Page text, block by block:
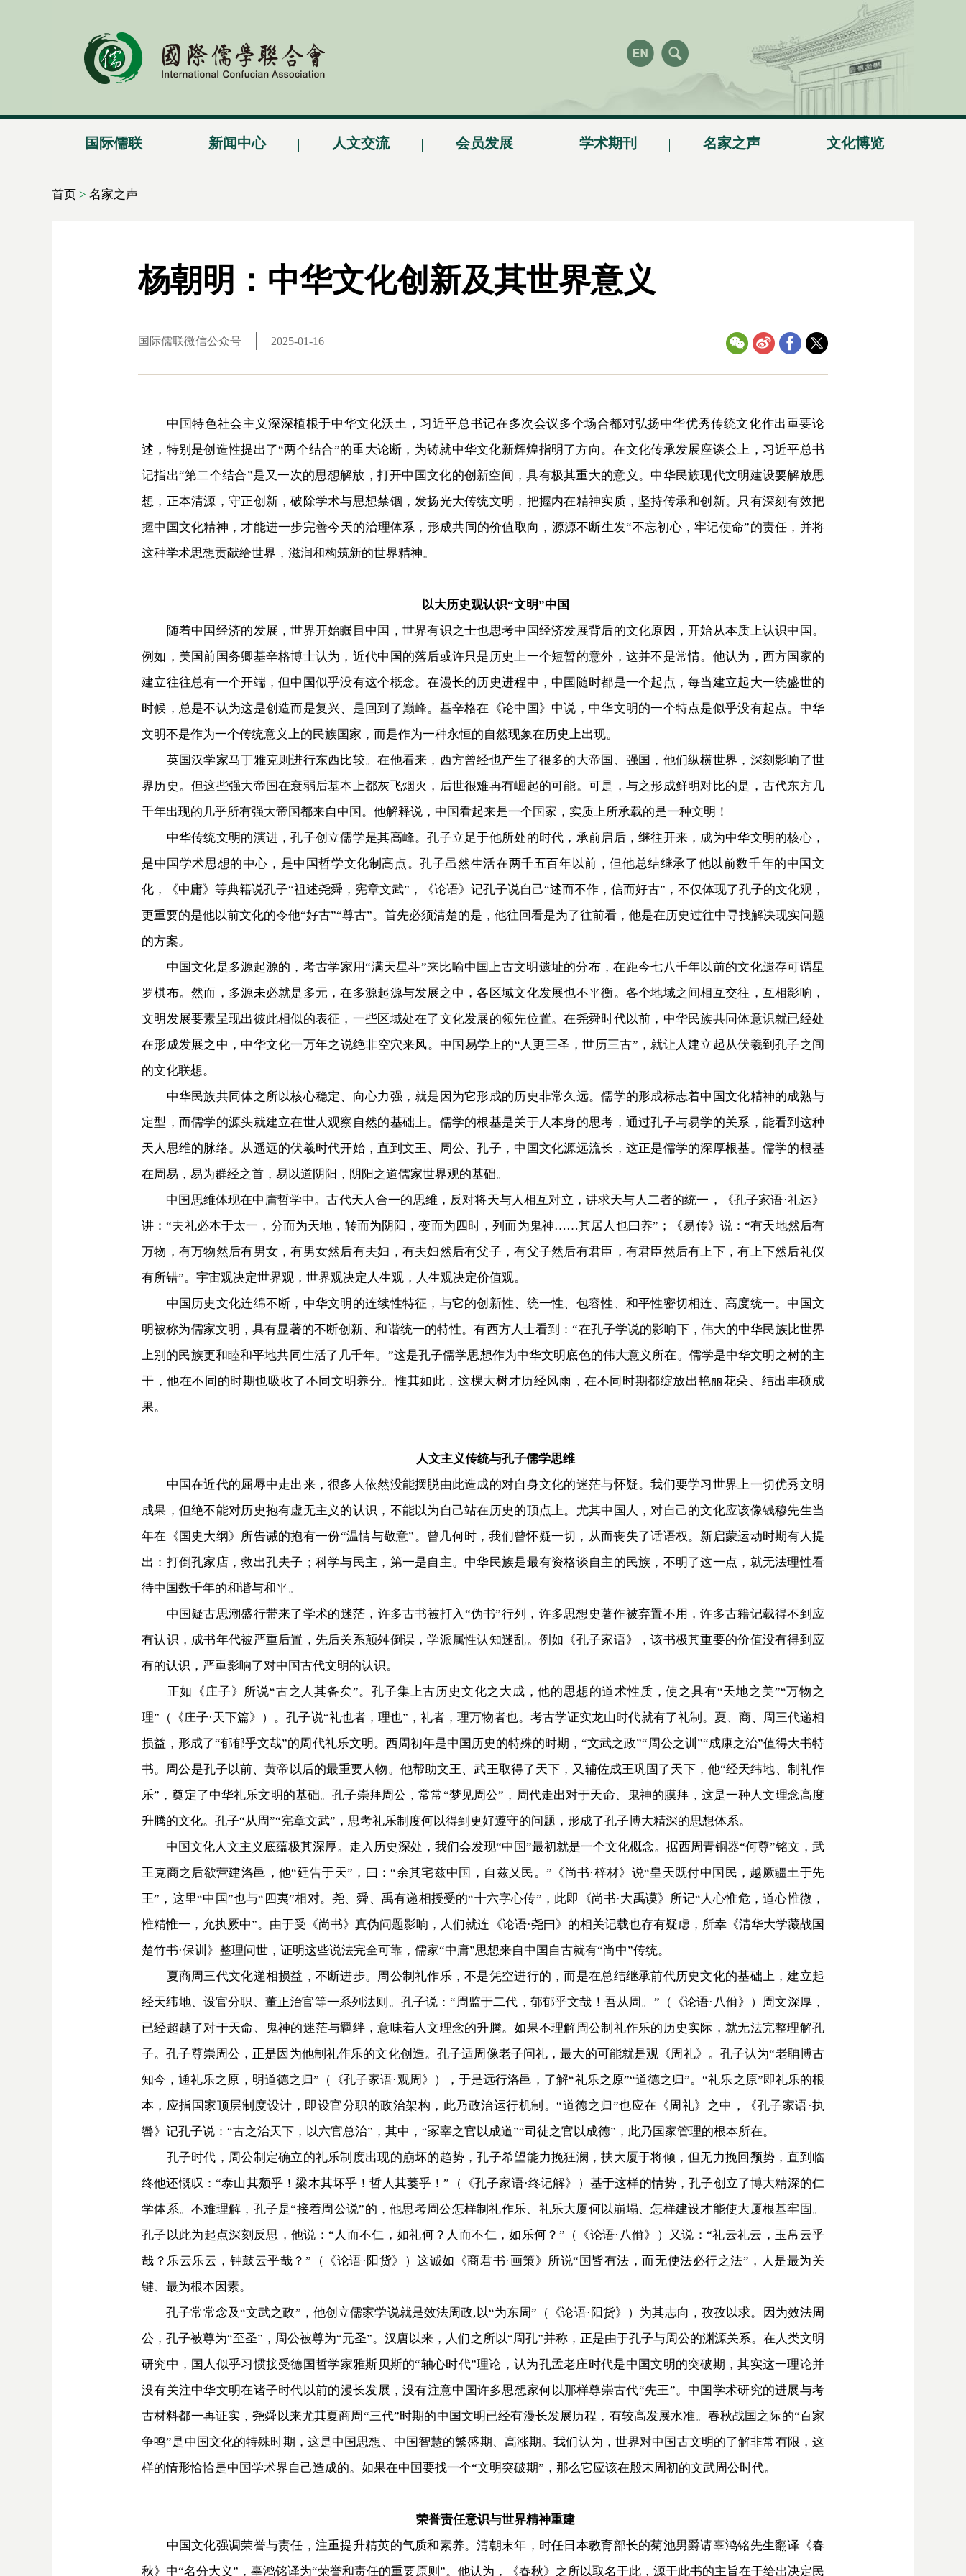
国际儒联 新闻中心 人文交流 会员发展 学术期刊 名家之声 文化博览
首页 > 名家之声
杨朝明：中华文化创新及其世界意义
国际儒联微信公众号 2025-01-16
中国特色社会主义深深植根于中华文化沃土，习近平总书记在多次会议多个场合都对弘扬中华优秀传统文化作出重要论
述，特别是创造性提出了“两个结合”的重大论断，为铸就中华文化新辉煌指明了方向。在文化传承发展座谈会上，习近平总书
记指出“第二个结合”是又一次的思想解放，打开中国文化的创新空间，具有极其重大的意义。中华民族现代文明建设要解放思
想，正本清源，守正创新，破除学术与思想禁锢，发扬光大传统文明，把握内在精神实质，坚持传承和创新。只有深刻有效把
握中国文化精神，才能进一步完善今天的治理体系，形成共同的价值取向，源源不断生发“不忘初心，牢记使命”的责任，并将
这种学术思想贡献给世界，滋润和构筑新的世界精神。
以大历史观认识“文明”中国
随着中国经济的发展，世界开始瞩目中国，世界有识之士也思考中国经济发展背后的文化原因，开始从本质上认识中国。
例如，美国前国务卿基辛格博士认为，近代中国的落后或许只是历史上一个短暂的意外，这并不是常情。他认为，西方国家的
建立往往总有一个开端，但中国似乎没有这个概念。在漫长的历史进程中，中国随时都是一个起点，每当建立起大一统盛世的
时候，总是不认为这是创造而是复兴、是回到了巅峰。基辛格在《论中国》中说，中华文明的一个特点是似乎没有起点。中华
文明不是作为一个传统意义上的民族国家，而是作为一种永恒的自然现象在历史上出现。
英国汉学家马丁雅克则进行东西比较。在他看来，西方曾经也产生了很多的大帝国、强国，他们纵横世界，深刻影响了世
界历史。但这些强大帝国在衰弱后基本上都灰飞烟灭，后世很难再有崛起的可能。可是，与之形成鲜明对比的是，古代东方几
千年出现的几乎所有强大帝国都来自中国。他解释说，中国看起来是一个国家，实质上所承载的是一种文明！
中华传统文明的演进，孔子创立儒学是其高峰。孔子立足于他所处的时代，承前启后，继往开来，成为中华文明的核心，
是中国学术思想的中心，是中国哲学文化制高点。孔子虽然生活在两千五百年以前，但他总结继承了他以前数千年的中国文
化，《中庸》等典籍说孔子“祖述尧舜，宪章文武”，《论语》记孔子说自己“述而不作，信而好古”，不仅体现了孔子的文化观，
更重要的是他以前文化的令他“好古”“尊古”。首先必须清楚的是，他往回看是为了往前看，他是在历史过往中寻找解决现实问题
的方案。
中国文化是多源起源的，考古学家用“满天星斗”来比喻中国上古文明遗址的分布，在距今七八千年以前的文化遗存可谓星
罗棋布。然而，多源未必就是多元，在多源起源与发展之中，各区域文化发展也不平衡。各个地域之间相互交往，互相影响，
文明发展要素呈现出彼此相似的表征，一些区域处在了文化发展的领先位置。在尧舜时代以前，中华民族共同体意识就已经处
在形成发展之中，中华文化一万年之说绝非空穴来风。中国易学上的“人更三圣，世历三古”，就让人建立起从伏羲到孔子之间
的文化联想。
中华民族共同体之所以核心稳定、向心力强，就是因为它形成的历史非常久远。儒学的形成标志着中国文化精神的成熟与
定型，而儒学的源头就建立在世人观察自然的基础上。儒学的根基是关于人本身的思考，通过孔子与易学的关系，能看到这种
天人思维的脉络。从遥远的伏羲时代开始，直到文王、周公、孔子，中国文化源远流长，这正是儒学的深厚根基。儒学的根基
在周易，易为群经之首，易以道阴阳，阴阳之道儒家世界观的基础。
中国思维体现在中庸哲学中。古代天人合一的思维，反对将天与人相互对立，讲求天与人二者的统一，《孔子家语·礼运》
讲：“夫礼必本于太一，分而为天地，转而为阴阳，变而为四时，列而为鬼神……其居人也曰养”；《易传》说：“有天地然后有
万物，有万物然后有男女，有男女然后有夫妇，有夫妇然后有父子，有父子然后有君臣，有君臣然后有上下，有上下然后礼仪
有所错”。宇宙观决定世界观，世界观决定人生观，人生观决定价值观。
中国历史文化连绵不断，中华文明的连续性特征，与它的创新性、统一性、包容性、和平性密切相连、高度统一。中国文
明被称为儒家文明，具有显著的不断创新、和谐统一的特性。有西方人士看到：“在孔子学说的影响下，伟大的中华民族比世界
上别的民族更和睦和平地共同生活了几千年。”这是孔子儒学思想作为中华文明底色的伟大意义所在。儒学是中华文明之树的主
干，他在不同的时期也吸收了不同文明养分。惟其如此，这棵大树才历经风雨，在不同时期都绽放出艳丽花朵、结出丰硕成
果。
人文主义传统与孔子儒学思维
中国在近代的屈辱中走出来，很多人依然没能摆脱由此造成的对自身文化的迷茫与怀疑。我们要学习世界上一切优秀文明
成果，但绝不能对历史抱有虚无主义的认识，不能以为自己站在历史的顶点上。尤其中国人，对自己的文化应该像钱穆先生当
年在《国史大纲》所告诫的抱有一份“温情与敬意”。曾几何时，我们曾怀疑一切，从而丧失了话语权。新启蒙运动时期有人提
出：打倒孔家店，救出孔夫子；科学与民主，第一是自主。中华民族是最有资格谈自主的民族，不明了这一点，就无法理性看
待中国数千年的和谐与和平。
中国疑古思潮盛行带来了学术的迷茫，许多古书被打入“伪书”行列，许多思想史著作被弃置不用，许多古籍记载得不到应
有认识，成书年代被严重后置，先后关系颠舛倒误，学派属性认知迷乱。例如《孔子家语》，该书极其重要的价值没有得到应
有的认识，严重影响了对中国古代文明的认识。
正如《庄子》所说“古之人其备矣”。孔子集上古历史文化之大成，他的思想的道术性质，使之具有“天地之美”“万物之
理”（《庄子·天下篇》）。孔子说“礼也者，理也”，礼者，理万物者也。考古学证实龙山时代就有了礼制。夏、商、周三代递相
损益，形成了“郁郁乎文哉”的周代礼乐文明。西周初年是中国历史的特殊的时期，“文武之政”“周公之训”“成康之治”值得大书特
书。周公是孔子以前、黄帝以后的最重要人物。他帮助文王、武王取得了天下，又辅佐成王巩固了天下，他“经天纬地、制礼作
乐”，奠定了中华礼乐文明的基础。孔子崇拜周公，常常“梦见周公”，周代走出对于天命、鬼神的膜拜，这是一种人文理念高度
升腾的文化。孔子“从周”“宪章文武”，思考礼乐制度何以得到更好遵守的问题，形成了孔子博大精深的思想体系。
中国文化人文主义底蕴极其深厚。走入历史深处，我们会发现“中国”最初就是一个文化概念。据西周青铜器“何尊”铭文，武
王克商之后欲营建洛邑，他“廷告于天”，曰：“余其宅兹中国，自兹乂民。”《尚书·梓材》说“皇天既付中国民，越厥疆土于先
王”，这里“中国”也与“四夷”相对。尧、舜、禹有递相授受的“十六字心传”，此即《尚书·大禹谟》所记“人心惟危，道心惟微，
惟精惟一，允执厥中”。由于受《尚书》真伪问题影响，人们就连《论语·尧曰》的相关记载也存有疑虑，所幸《清华大学藏战国
楚竹书·保训》整理问世，证明这些说法完全可靠，儒家“中庸”思想来自中国自古就有“尚中”传统。
夏商周三代文化递相损益，不断进步。周公制礼作乐，不是凭空进行的，而是在总结继承前代历史文化的基础上，建立起
经天纬地、设官分职、董正治官等一系列法则。孔子说：“周监于二代，郁郁乎文哉！吾从周。”（《论语·八佾》）周文深厚，
已经超越了对于天命、鬼神的迷茫与羁绊，意味着人文理念的升腾。如果不理解周公制礼作乐的历史实际，就无法完整理解孔
子。孔子尊崇周公，正是因为他制礼作乐的文化创造。孔子适周像老子问礼，最大的可能就是观《周礼》。孔子认为“老聃博古
知今，通礼乐之原，明道德之归”（《孔子家语·观周》），于是远行洛邑，了解“礼乐之原”“道德之归”。“礼乐之原”即礼乐的根
本，应指国家顶层制度设计，即设官分职的政治架构，此乃政治运行机制。“道德之归”也应在《周礼》之中，《孔子家语·执
辔》记孔子说：“古之治天下，以六官总治”，其中，“冢宰之官以成道”“司徒之官以成德”，此乃国家管理的根本所在。
孔子时代，周公制定确立的礼乐制度出现的崩坏的趋势，孔子希望能力挽狂澜，扶大厦于将倾，但无力挽回颓势，直到临
终他还慨叹：“泰山其颓乎！梁木其坏乎！哲人其萎乎！”（《孔子家语·终记解》）基于这样的情势，孔子创立了博大精深的仁
学体系。不难理解，孔子是“接着周公说”的，他思考周公怎样制礼作乐、礼乐大厦何以崩塌、怎样建设才能使大厦根基牢固。
孔子以此为起点深刻反思，他说：“人而不仁，如礼何？人而不仁，如乐何？”（《论语·八佾》）又说：“礼云礼云，玉帛云乎
哉？乐云乐云，钟鼓云乎哉？”（《论语·阳货》）这诚如《商君书·画策》所说“国皆有法，而无使法必行之法”，人是最为关
键、最为根本因素。
孔子常常念及“文武之政”，他创立儒家学说就是效法周政,以“为东周”（《论语·阳货》）为其志向，孜孜以求。因为效法周
公，孔子被尊为“至圣”，周公被尊为“元圣”。汉唐以来，人们之所以“周孔”并称，正是由于孔子与周公的渊源关系。在人类文明
研究中，国人似乎习惯接受德国哲学家雅斯贝斯的“轴心时代”理论，认为孔孟老庄时代是中国文明的突破期，其实这一理论并
没有关注中华文明在诸子时代以前的漫长发展，没有注意中国许多思想家何以那样尊崇古代“先王”。中国学术研究的进展与考
古材料都一再证实，尧舜以来尤其夏商周“三代”时期的中国文明已经有漫长发展历程，有较高发展水准。春秋战国之际的“百家
争鸣”是中国文化的特殊时期，这是中国思想、中国智慧的繁盛期、高涨期。我们认为，世界对中国古文明的了解非常有限，这
样的情形恰恰是中国学术界自己造成的。如果在中国要找一个“文明突破期”，那么它应该在殷末周初的文武周公时代。
荣誉责任意识与世界精神重建
中国文化强调荣誉与责任，注重提升精英的气质和素养。清朝末年，时任日本教育部长的菊池男爵请辜鸿铭先生翻译《春
秋》中“名分大义”，辜鸿铭译为“荣誉和责任的重要原则”。他认为，《春秋》之所以取名于此，源于此书的主旨在于给出决定民